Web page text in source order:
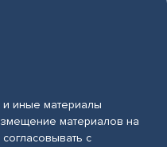
иные материалы
материалов на
с